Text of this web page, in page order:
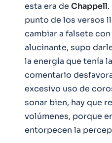
esta era de Chappell.
punto de los versos
cambiar a falsete
alucinante, supo
la energía que tenía
comentario
excesivo uso de
sonar bien, hay que
volúmenes, porque
entorpecen la